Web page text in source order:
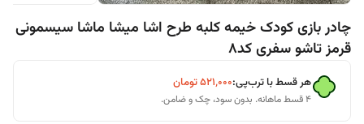
چادر بازی کودک خیمه کلبه طرح اشا میشا ماشا سیسمونی
قرمز تاشو سفری کد8
هر قسط با ترب‌پی:۵۲۱٬۰۰۰تومان
۴ قسط ماهانه. بدون سود، چک و ضامن.